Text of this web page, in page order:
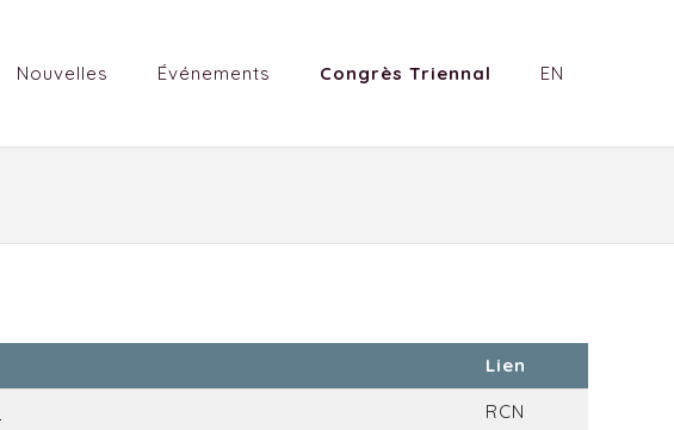
Nouvelles Événements Congrès Triennal EN
Lien
RCN